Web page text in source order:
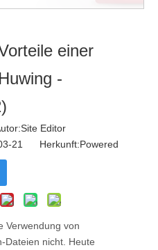
einer
-
Editor
03-21 Herkunft:Powered
Verwendung von
Dateien nicht. Heute